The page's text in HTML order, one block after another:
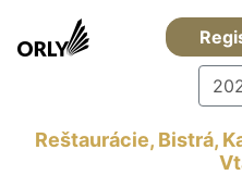
Reštaurácie, Bistrá,